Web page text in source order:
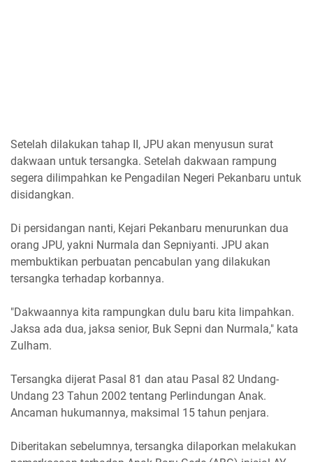
Setelah dilakukan tahap II, JPU akan menyusun surat
dakwaan untuk tersangka. Setelah dakwaan rampung
segera dilimpahkan ke Pengadilan Negeri Pekanbaru untuk
disidangkan.
Di persidangan nanti, Kejari Pekanbaru menurunkan dua
orang JPU, yakni Nurmala dan Sepniyanti. JPU akan
membuktikan perbuatan pencabulan yang dilakukan
tersangka terhadap korbannya.
"Dakwaannya kita rampungkan dulu baru kita limpahkan.
Jaksa ada dua, jaksa senior, Buk Sepni dan Nurmala," kata
Zulham.
Tersangka dijerat Pasal 81 dan atau Pasal 82 Undang-
Undang 23 Tahun 2002 tentang Perlindungan Anak.
Ancaman hukumannya, maksimal 15 tahun penjara.
Diberitakan sebelumnya, tersangka dilaporkan melakukan